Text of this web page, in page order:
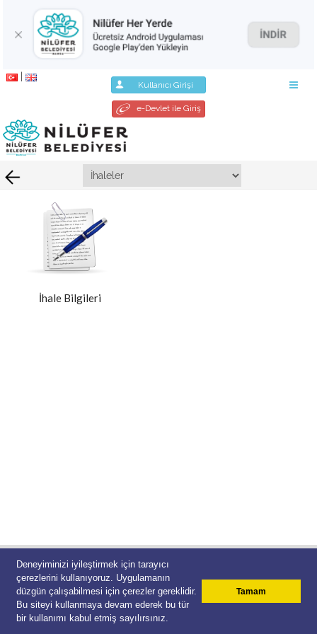
Deneyiminizi iyileştirmek için tarayıcı
çerezlerini kullanıyoruz. Uygulamanın
düzgün çalışabilmesi için çerezler gereklidir.
Bu siteyi kullanmaya devam ederek bu tür
bir kullanımı kabul etmiş sayılırsınız.
Tamam
Kullanıcı Girişi
e-Devlet ile Giriş
İhale Bilgileri
Nilüfer Belediyesi
Çağrı Merkezi 444 16 03
© 2026 Teracity